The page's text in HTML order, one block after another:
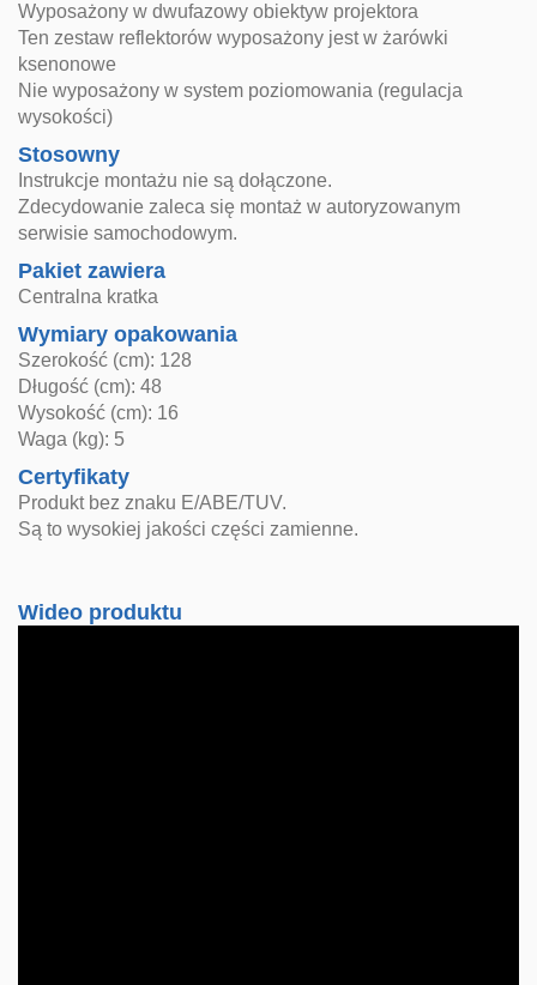
Wyposażony w dwufazowy obiektyw projektora
Ten zestaw reflektorów wyposażony jest w żarówki
ksenonowe
Nie wyposażony w system poziomowania (regulacja
wysokości)
Stosowny
Instrukcje montażu nie są dołączone.
Zdecydowanie zaleca się montaż w autoryzowanym
serwisie samochodowym.
Pakiet zawiera
Centralna kratka
Wymiary opakowania
Szerokość (cm): 128
Długość (cm): 48
Wysokość (cm): 16
Waga (kg): 5
Certyfikaty
Produkt bez znaku E/ABE/TUV.
Są to wysokiej jakości części zamienne.
Wideo produktu